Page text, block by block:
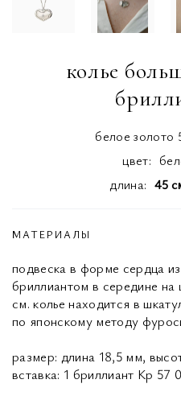
колье
белое золото
цвет:
длина
45
МАТЕРИАЛЫ
подвеска в форме сердца
бриллиантом в середине на
см. колье находится в
по японскому методу
размер: длина 18,5 мм,
вставка: 1 бриллиант Кр